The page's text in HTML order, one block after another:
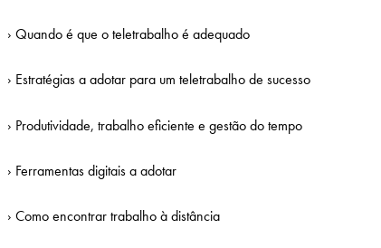
› Quando é que o teletrabalho é adequado
› Estratégias a adotar para um teletrabalho de sucesso
› Produtividade, trabalho eficiente e gestão do tempo
› Ferramentas digitais a adotar
› Como encontrar trabalho à distância